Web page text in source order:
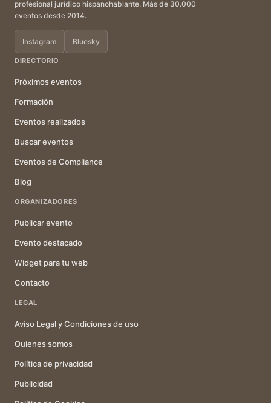
profesional jurídico hispanohablante. Más de 30.000
eventos desde 2014.
Instagram Bluesky
DIRECTORIO
Próximos eventos
Formación
Eventos realizados
Buscar eventos
Eventos de Compliance
Blog
ORGANIZADORES
Publicar evento
Evento destacado
Widget para tu web
Contacto
LEGAL
Aviso Legal y Condiciones de uso
Quienes somos
Política de privacidad
Publicidad